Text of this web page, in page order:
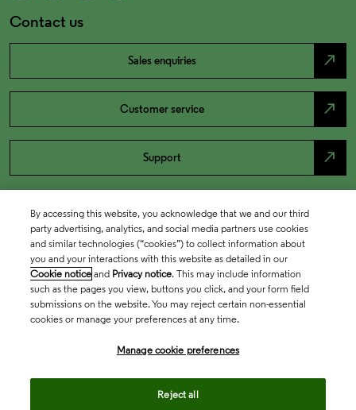
Contact us
Sales enquiries north_east
Customer service north_east
Support north_east
By accessing this website, you acknowledge that we and our third
party advertising, analytics, and social media partners use cookies
and similar technologies (“cookies”) to collect information about
you and your interactions with this website as detailed in our
Cookie notice and Privacy notice. This may include information
such as the pages you view, buttons you click, and your form field
submissions on the website. You may reject certain non-essential
cookies or manage your preferences at any time.
Manage cookie preferences
Reject all